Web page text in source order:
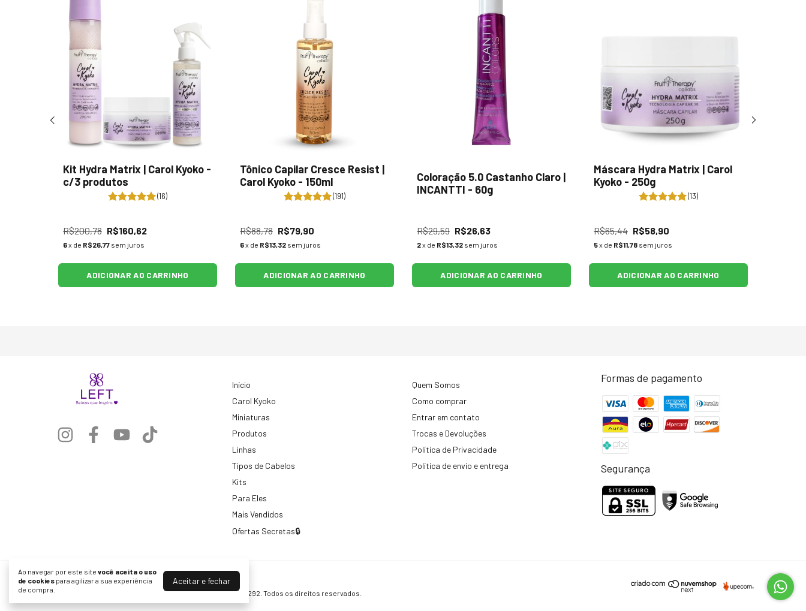
Ao navegar por este site você aceita o uso
de cookies para agilizar a sua experiência
de compra.
Aceitar e fechar
Kit Hydra Matrix | Carol Kyoko -
c/3 produtos
(16)
R$200,78 R$160,62
6x de R$26,77 sem juros
ADICIONAR AO CARRINHO
Tônico Capilar Cresce Resist |
Carol Kyoko - 150ml
(191)
R$88,78 R$79,90
6x de R$13,32 sem juros
ADICIONAR AO CARRINHO
Coloração 5.0 Castanho Claro |
INCANTTI - 60g
R$29,59 R$26,63
2x de R$13,32 sem juros
ADICIONAR AO CARRINHO
Máscara Hydra Matrix | Carol
Kyoko - 250g
(13)
R$65,44 R$58,90
5x de R$11,78 sem juros
ADICIONAR AO CARRINHO
Início
Carol Kyoko
Miniaturas
Produtos
Linhas
Tipos de Cabelos
Kits
Para Eles
Mais Vendidos
Ofertas Secretas🔒
Quem Somos
Como comprar
Entrar em contato
Trocas e Devoluções
Política de Privacidade
Política de envio e entrega
Formas de pagamento
Segurança
Left Cosméticos
©2026. Formular Servicos Cosmeticos LTDA - 10721006000292. Todos os direitos reservados.